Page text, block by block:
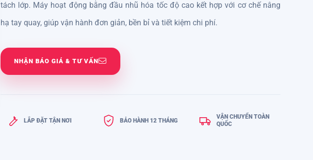
tách lớp. Máy hoạt động bằng đầu nhũ hóa tốc độ cao kết hợp với cơ chế nâng
hạ tay quay, giúp vận hành đơn giản, bền bỉ và tiết kiệm chi phí.
NHẬN BÁO GIÁ & TƯ VẤN
LẮP ĐẶT TẬN NƠI BẢO HÀNH 12 THÁNG
VẬN CHUYỂN TOÀN
QUỐC